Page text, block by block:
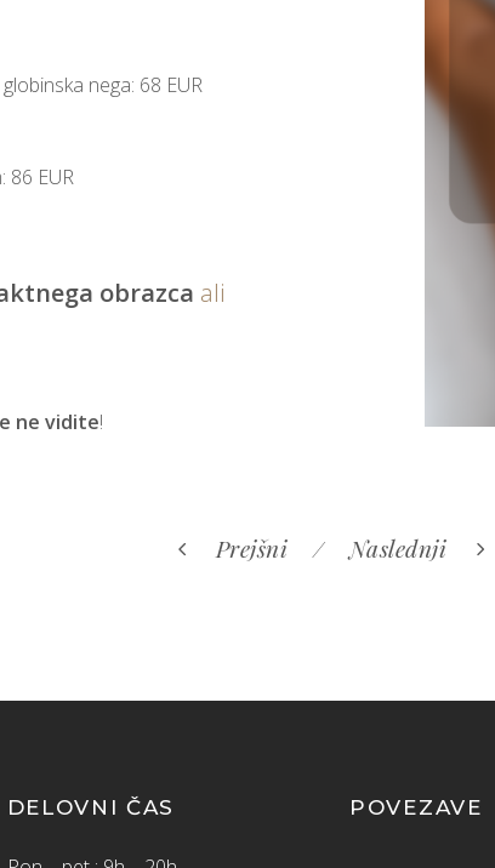
nega: 68 EUR
86 EUR
obrazca ali
ne vidite!
Prejšni Naslednji
DELOVNI ČAS POVEZAVE